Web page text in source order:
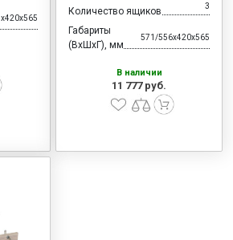
Количество ящиков 3
Габариты
(ВхШхГ), мм
571/556x420x565
В наличии
11 777 руб.